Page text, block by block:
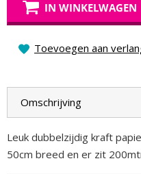
IN WINKELWAGEN
Toevoegen aan
Omschrijving
Leuk dubbelzijdig kraft
50cm breed en er zit